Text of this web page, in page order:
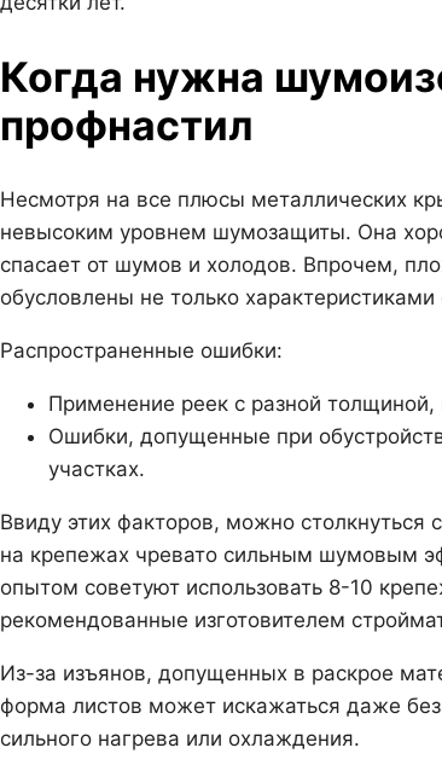
Когда нужна
профнастил
Несмотря на все плюсы металлических
невысоким уровнем шумозащиты. Она
спасает от шумов и холодов. Впрочем,
обусловлены не только
Распространенные ошибки:
Применение реек с разной
Ошибки, допущенные при
участках.
Ввиду этих факторов, можно
на крепежах чревато сильным шумовым
опытом советуют использовать 8-10
рекомендованные изготовителем
Из-за изъянов, допущенных в раскрое
форма листов может искажаться даже без
сильного нагрева или охлаждения.